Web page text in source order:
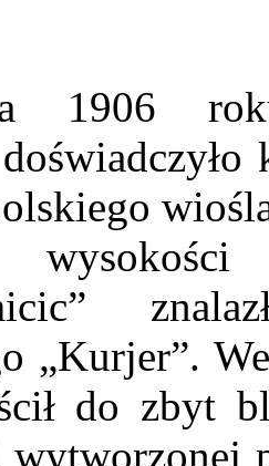
1906 roku
„Kurjer”.
do zbyt